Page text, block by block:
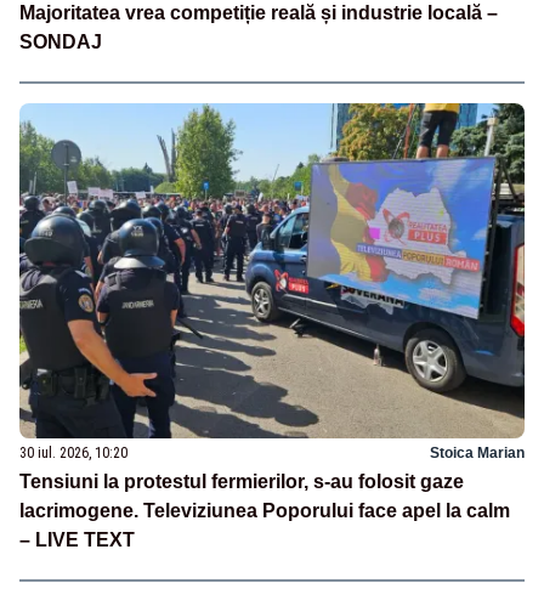
Majoritatea vrea competiție reală și industrie locală –
SONDAJ
30 iul. 2026, 10:20 Stoica Marian
Tensiuni la protestul fermierilor, s-au folosit gaze
lacrimogene. Televiziunea Poporului face apel la calm
– LIVE TEXT